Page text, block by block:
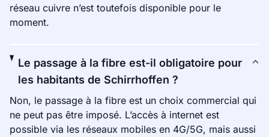
réseau cuivre n’est toutefois disponible pour le
moment.
Le passage à la fibre est-il obligatoire pour
les habitants de Schirrhoffen ?
Non, le passage à la fibre est un choix commercial qui
ne peut pas être imposé. L’accès à internet est
possible via les réseaux mobiles en 4G/5G, mais aussi